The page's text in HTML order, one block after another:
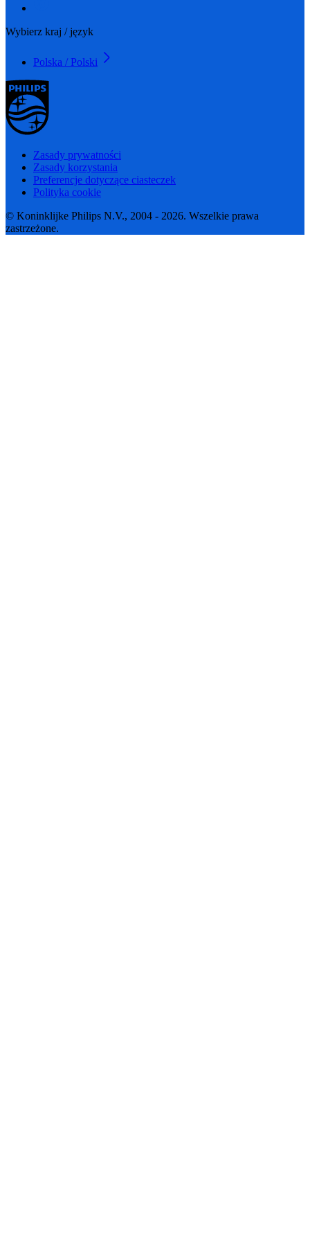
Wybierz kraj / język
Polska / Polski
Zasady prywatności
Zasady korzystania
Preferencje dotyczące ciasteczek
Polityka cookie
© Koninklijke Philips N.V., 2004 - 2026. Wszelkie prawa
zastrzeżone.